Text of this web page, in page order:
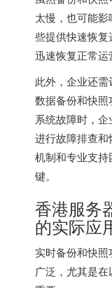
太慢，也可能
些提供快速恢
迅速恢复正常运
此外，企业还需
数据备份和快
系统故障时，
进行故障排查
机制和专业支
键。
香港服务
的实际应
实时备份和快
广泛，尤其是